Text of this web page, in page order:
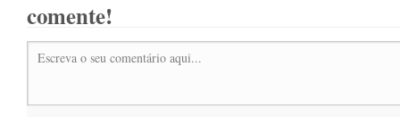
comente!
Escreva o seu comentário aqui...